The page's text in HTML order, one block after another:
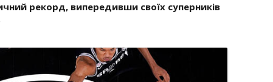
рекорд, випередивши своїх суперників